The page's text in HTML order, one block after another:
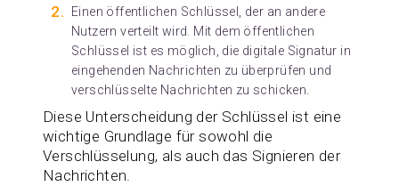
Einen öffentlichen Schlüssel, der an andere
Nutzern verteilt wird. Mit dem öffentlichen
Schlüssel ist es möglich, die digitale Signatur in
eingehenden Nachrichten zu überprüfen und
verschlüsselte Nachrichten zu schicken.
Diese Unterscheidung der Schlüssel ist eine
wichtige Grundlage für sowohl die
Verschlüsselung, als auch das Signieren der
Nachrichten.